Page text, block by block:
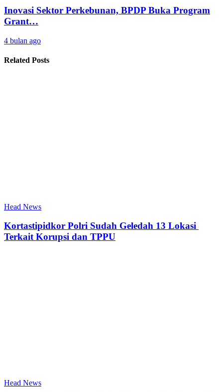
Inovasi Sektor Perkebunan, BPDP Buka Program
Grant…
4 bulan ago
Related Posts
Head News
Kortastipidkor Polri Sudah Geledah 13 Lokasi
Terkait Korupsi dan TPPU
Head News